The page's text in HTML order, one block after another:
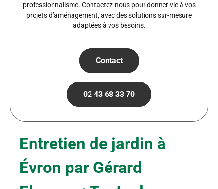
professionnalisme. Contactez-nous pour donner vie à vos
projets d’aménagement, avec des solutions sur-mesure
adaptées à vos besoins.
Contact
02 43 68 33 70
Entretien de jardin à
Évron par Gérard